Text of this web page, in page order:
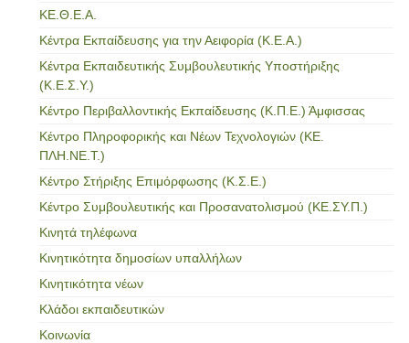
ΚΕ.Θ.Ε.Α.
Κέντρα Εκπαίδευσης για την Αειφορία (Κ.Ε.Α.)
Κέντρα Εκπαιδευτικής Συμβουλευτικής Υποστήριξης
(Κ.Ε.Σ.Υ.)
Κέντρο Περιβαλλοντικής Εκπαίδευσης (Κ.Π.Ε.) Άμφισσας
Κέντρο Πληροφορικής και Νέων Τεχνολογιών (ΚΕ.
ΠΛΗ.ΝΕ.Τ.)
Κέντρο Στήριξης Επιμόρφωσης (Κ.Σ.Ε.)
Κέντρο Συμβουλευτικής και Προσανατολισμού (ΚΕ.ΣΥ.Π.)
Κινητά τηλέφωνα
Κινητικότητα δημοσίων υπαλλήλων
Κινητικότητα νέων
Κλάδοι εκπαιδευτικών
Κοινωνία